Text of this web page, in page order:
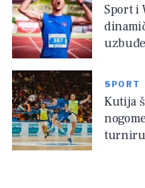
Sport i
SPORT
Kutija
turniru